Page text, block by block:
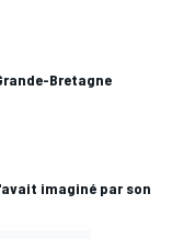
Bretagne
imaginé par son